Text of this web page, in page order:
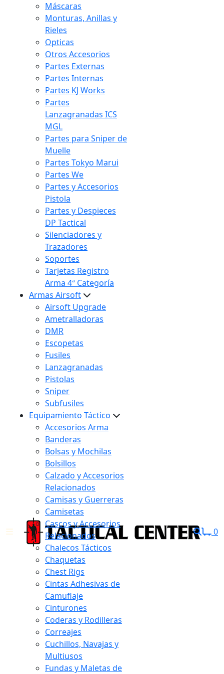
Máscaras
Monturas, Anillas y
Rieles
Opticas
Otros Accesorios
Partes Externas
Partes Internas
Partes KJ Works
Partes
Lanzagranadas ICS
MGL
Partes para Sniper de
Muelle
Partes Tokyo Marui
Partes We
Partes y Accesorios
Pistola
Partes y Despieces
DP Tactical
Silenciadores y
Trazadores
Soportes
Tarjetas Registro
Arma 4ª Categoría
Armas Airsoft
Airsoft Upgrade
Ametralladoras
DMR
Escopetas
Fusiles
Lanzagranadas
Pistolas
Sniper
Subfusiles
Equipamiento Táctico
Accesorios Arma
Banderas
Bolsas y Mochilas
Bolsillos
Calzado y Accesorios
Relacionados
Camisas y Guerreras
Camisetas
Cascos y Accesorios
Relacionados
Chalecos Tácticos
Chaquetas
Chest Rigs
Cintas Adhesivas de
Camuflaje
Cinturones
Coderas y Rodilleras
Correajes
Cuchillos, Navajas y
Multiusos
Fundas y Maletas de
0